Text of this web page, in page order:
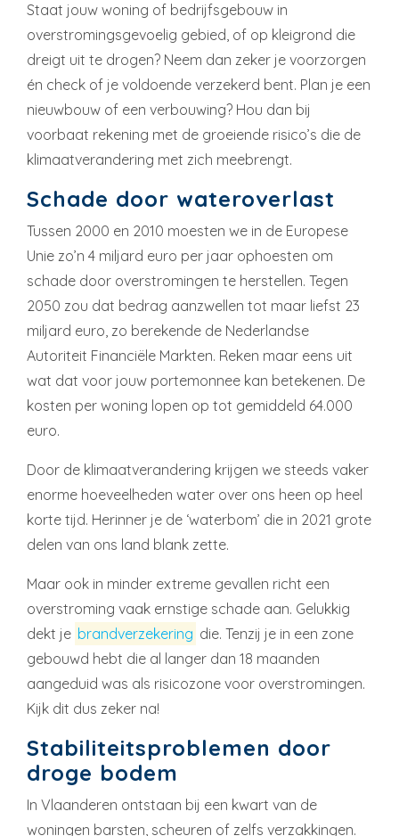
Staat jouw woning of bedrijfsgebouw in
overstromingsgevoelig gebied, of op kleigrond die
dreigt uit te drogen? Neem dan zeker je voorzorgen
én check of je voldoende verzekerd bent. Plan je een
nieuwbouw of een verbouwing? Hou dan bij
voorbaat rekening met de groeiende risico’s die de
klimaatverandering met zich meebrengt.
Schade door wateroverlast
Tussen 2000 en 2010 moesten we in de Europese
Unie zo’n 4 miljard euro per jaar ophoesten om
schade door overstromingen te herstellen. Tegen
2050 zou dat bedrag aanzwellen tot maar liefst 23
miljard euro, zo berekende de Nederlandse
Autoriteit Financiële Markten. Reken maar eens uit
wat dat voor jouw portemonnee kan betekenen. De
kosten per woning lopen op tot gemiddeld 64.000
euro.
Door de klimaatverandering krijgen we steeds vaker
enorme hoeveelheden water over ons heen op heel
korte tijd. Herinner je de ‘waterbom’ die in 2021 grote
delen van ons land blank zette.
Maar ook in minder extreme gevallen richt een
overstroming vaak ernstige schade aan. Gelukkig
dekt je brandverzekering die. Tenzij je in een zone
gebouwd hebt die al langer dan 18 maanden
aangeduid was als risicozone voor overstromingen.
Kijk dit dus zeker na!
Stabiliteitsproblemen door
droge bodem
In Vlaanderen ontstaan bij een kwart van de
woningen barsten, scheuren of zelfs verzakkingen.